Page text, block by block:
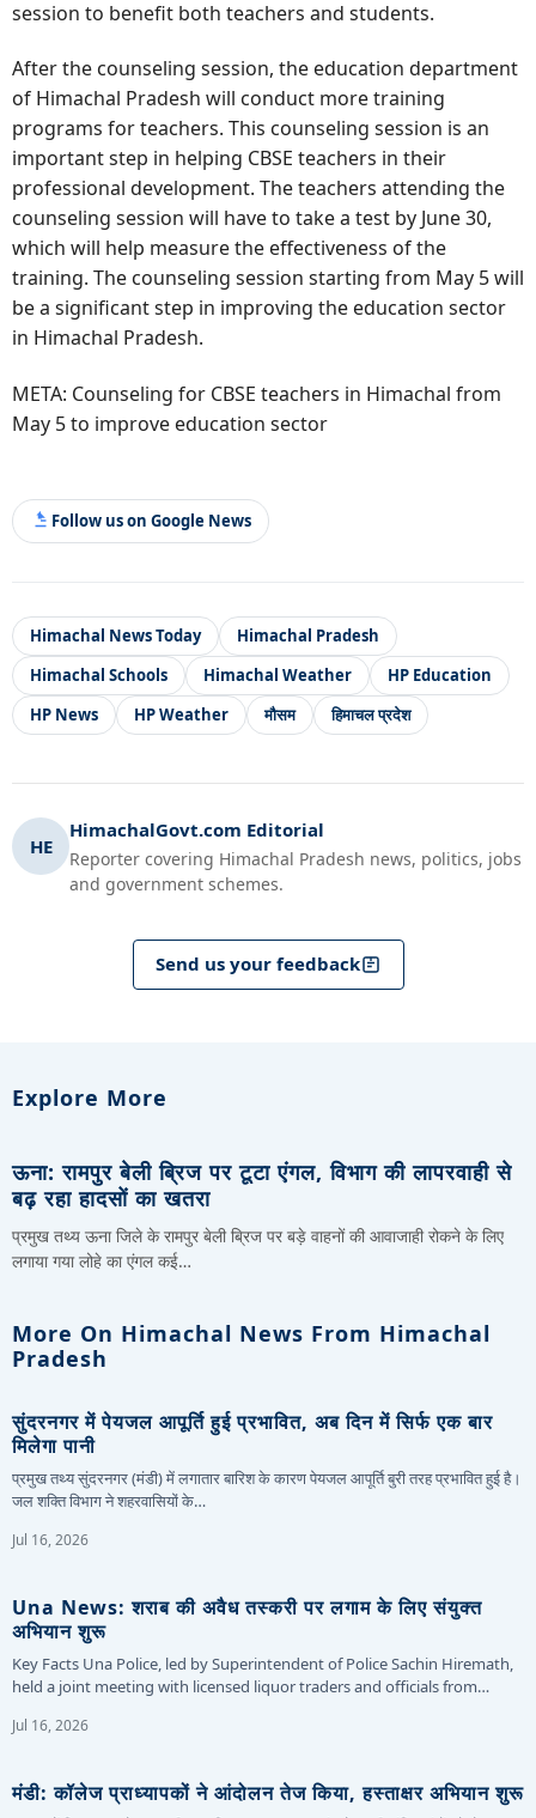
session to benefit both teachers and students.
After the counseling session, the education department
of Himachal Pradesh will conduct more training
programs for teachers. This counseling session is an
important step in helping CBSE teachers in their
professional development. The teachers attending the
counseling session will have to take a test by June 30,
which will help measure the effectiveness of the
training. The counseling session starting from May 5 will
be a significant step in improving the education sector
in Himachal Pradesh.
META: Counseling for CBSE teachers in Himachal from
May 5 to improve education sector
Follow us on Google News
Himachal News Today
Himachal Pradesh
Himachal Schools
Himachal Weather
HP Education
HP News
HP Weather मौसम हिमाचल प्रदेश
HE
HimachalGovt.com Editorial
Reporter covering Himachal Pradesh news, politics, jobs
and government schemes.
Send us your feedback
Explore More
ऊना: रामपुर बेली ब्रिज पर टूटा एंगल, विभाग की लापरवाही से
बढ़ रहा हादसों का खतरा
प्रमुख तथ्य ऊना जिले के रामपुर बेली ब्रिज पर बड़े वाहनों की आवाजाही रोकने के लिए
लगाया गया लोहे का एंगल कई…
More On Himachal News From Himachal
Pradesh
सुंदरनगर में पेयजल आपूर्ति हुई प्रभावित, अब दिन में सिर्फ एक बार
मिलेगा पानी
प्रमुख तथ्य सुंदरनगर (मंडी) में लगातार बारिश के कारण पेयजल आपूर्ति बुरी तरह प्रभावित हुई है।
जल शक्ति विभाग ने शहरवासियों के…
Jul 16, 2026
Una News: शराब की अवैध तस्करी पर लगाम के लिए संयुक्त
अभियान शुरू
Key Facts Una Police, led by Superintendent of Police Sachin Hiremath,
held a joint meeting with licensed liquor traders and officials from…
Jul 16, 2026
मंडी: कॉलेज प्राध्यापकों ने आंदोलन तेज किया, हस्ताक्षर अभियान शुरू